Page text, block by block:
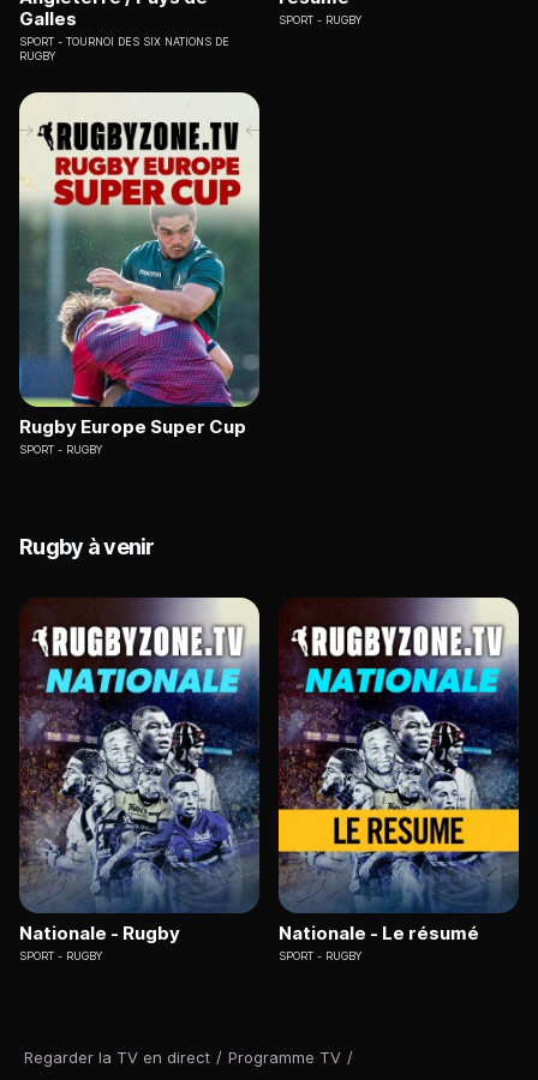
Regarder la TV en direct / Programme TV /
Galles
SPORT
TOURNOI DES SIX NATIONS DE
RUGBY
SPORT RUGBY
Rugby Europe Super Cup
SPORT RUGBY
Rugby à venir
Nationale - Rugby
SPORT RUGBY
Nationale - Le résumé
SPORT RUGBY